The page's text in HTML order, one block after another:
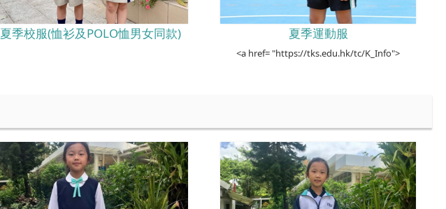
夏季校服(恤衫及POLO恤男女同款) 夏季運動服
<a href= "https://tks.edu.hk/tc/K_Info">